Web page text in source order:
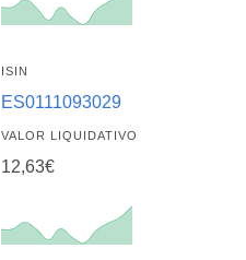
ISIN
ES0111093029
VALOR LIQUIDATIVO
12,63€